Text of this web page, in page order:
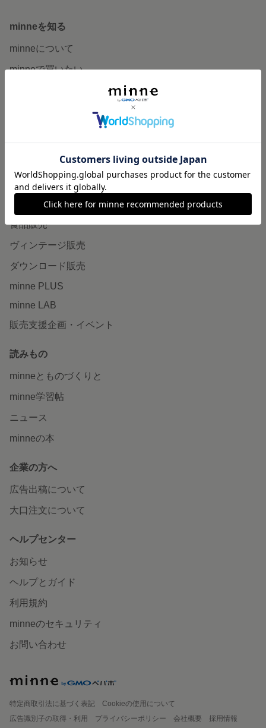
minneを知る
minneについて
minneで買いたい
作品販売について
minneで売りたい
食品販売
ヴィンテージ販売
ダウンロード販売
minne PLUS
minne LAB
販売支援企画・イベント
読みもの
minneとものづくりと
minne学習帖
ニュース
minneの本
企業の方へ
広告出稿について
大口注文について
ヘルプセンター
お知らせ
ヘルプとガイド
利用規約
minneのセキュリティ
お問い合わせ
特定商取引法に基づく表記
Cookieの使用について
広告識別子の取得・利用
プライバシーポリシー 会社概要
採用情報